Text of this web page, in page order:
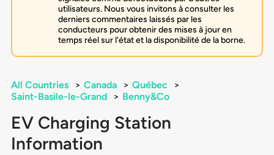
utilisateurs. Nous vous invitons à consulter les
derniers commentaires laissés par les
conducteurs pour obtenir des mises à jour en
temps réel sur l'état et la disponibilité de la borne.
All Countries > Canada > Québec
>
Saint-Basile-le-Grand
> Benny&Co
EV Charging Station
Information